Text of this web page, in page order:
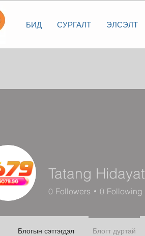
БИД СУРГАЛТ ЭЛСЭЛТ
Tatang Hidayat
0 Followers 0 Following
Блогын сэтгэгдэл Блогт дуртай